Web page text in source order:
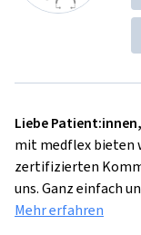
Liebe Patient:innen,
mit medflex bieten
zertifizierten
uns. Ganz einfach
Mehr erfahren